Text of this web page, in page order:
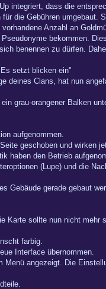
integriert, dass die
die Gebühren umgebaut.
Anzahl an
bekommen.
benennen zu dürfen.
setzt blicken ein"
deines Clans, hat nun
grau-orangener Balken
aufgenommen.
geschoben und wirken
haben den Betrieb
(Lupe) und die
gerade gebaut
sollte nun nicht
farbig.
Interface übernommen.
angezeigt. Die